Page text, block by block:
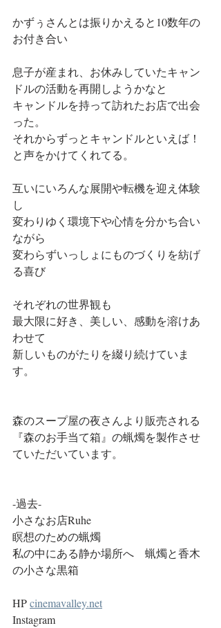
かずぅさんとは振りかえると10数年の
お付き合い
息子が産まれ、お休みしていたキャン
ドルの活動を再開しようかなと
キャンドルを持って訪れたお店で出会
った。
それからずっとキャンドルといえば！
と声をかけてくれてる。
互いにいろんな展開や転機を迎え体験
し
変わりゆく環境下や心情を分かち合い
ながら
変わらずいっしょにものづくりを紡げ
る喜び
それぞれの世界観も
最大限に好き、美しい、感動を溶けあ
わせて
新しいものがたりを綴り続けていま
す。
森のスープ屋の夜さんより販売される
『森のお手当て箱』の蝋燭を製作させ
ていただいています。
-過去-
小さなお店Ruhe
瞑想のための蝋燭
私の中にある静か場所へ　蝋燭と香木
の小さな黒箱
HP cinemavalley.net
Instagram